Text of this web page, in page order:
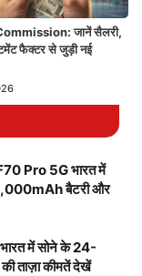
जानें सैलरी,
फैक्टर से जुड़ी नई
Pro 5G भारत में
बैटरी और
में सोने के 24-
ताज़ा कीमतें देखें